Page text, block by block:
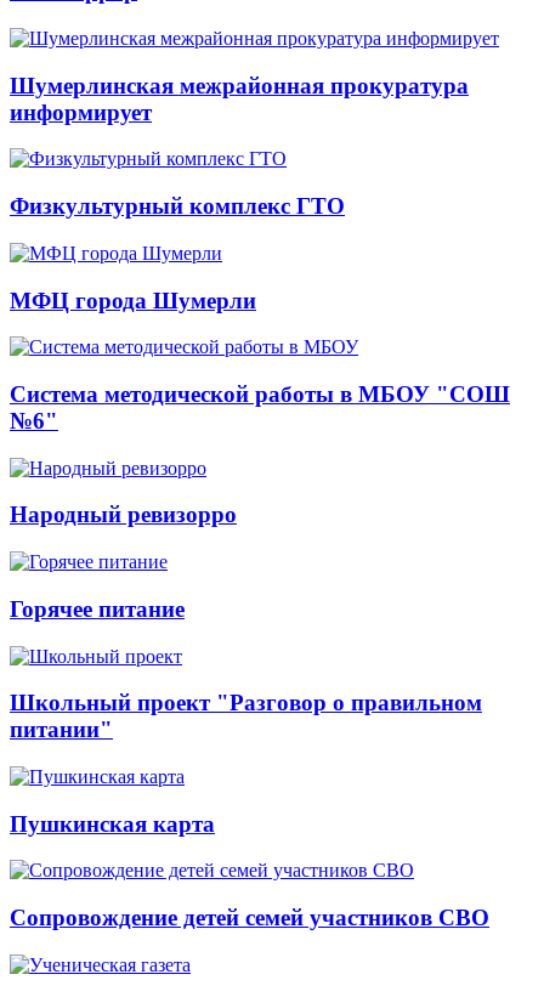
Шумерлинская межрайонная прокуратура
информирует
Физкультурный комплекс ГТО
МФЦ города Шумерли
Система методической работы в МБОУ "СОШ
№6"
Народный ревизорро
Горячее питание
Школьный проект "Разговор о правильном
питании"
Пушкинская карта
Сопровождение детей семей участников СВО